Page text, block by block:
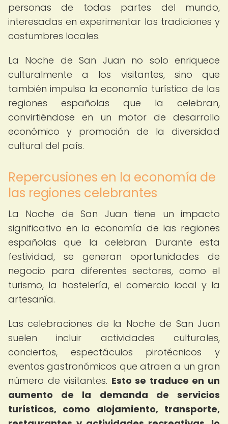
personas de todas partes del mundo,
interesadas en experimentar las tradiciones y
costumbres locales.
La Noche de San Juan no solo enriquece
culturalmente a los visitantes, sino que
también impulsa la economía turística de las
regiones españolas que la celebran,
convirtiéndose en un motor de desarrollo
económico y promoción de la diversidad
cultural del país.
Repercusiones en la economía de
las regiones celebrantes
La Noche de San Juan tiene un impacto
significativo en la economía de las regiones
españolas que la celebran. Durante esta
festividad, se generan oportunidades de
negocio para diferentes sectores, como el
turismo, la hostelería, el comercio local y la
artesanía.
Las celebraciones de la Noche de San Juan
suelen incluir actividades culturales,
conciertos, espectáculos pirotécnicos y
eventos gastronómicos que atraen a un gran
número de visitantes. Esto se traduce en un
aumento de la demanda de servicios
turísticos, como alojamiento, transporte,